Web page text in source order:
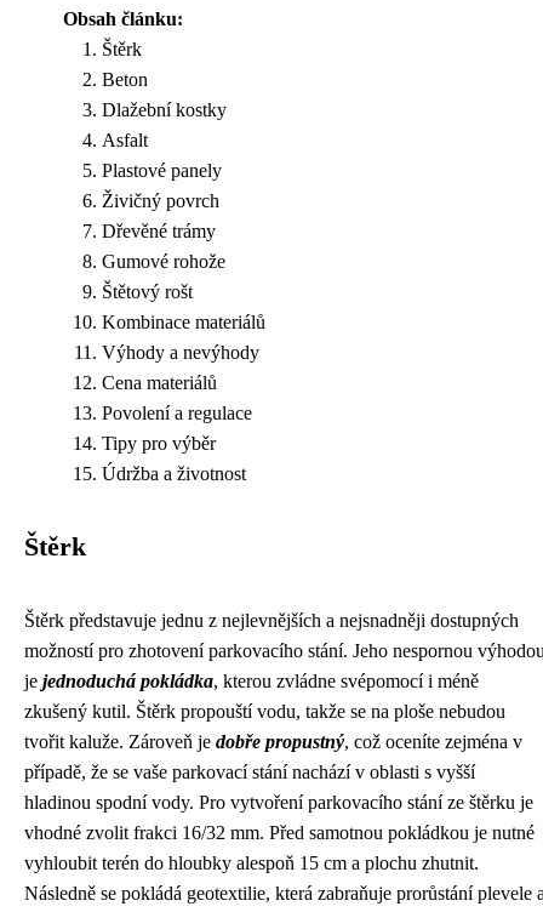
Obsah článku:
Štěrk
Beton
Dlažební kostky
Asfalt
Plastové panely
Živičný povrch
Dřevěné trámy
Gumové rohože
Štětový rošt
Kombinace materiálů
Výhody a nevýhody
Cena materiálů
Povolení a regulace
Tipy pro výběr
Údržba a životnost
Štěrk
Štěrk představuje jednu z nejlevnějších a nejsnadněji dostupných
možností pro zhotovení parkovacího stání. Jeho nespornou
je jednoduchá pokládka, kterou zvládne svépomocí i méně
zkušený kutil. Štěrk propouští vodu, takže se na ploše nebudou
tvořit kaluže. Zároveň je dobře propustný, což oceníte zejména v
případě, že se vaše parkovací stání nachází v oblasti s vyšší
hladinou spodní vody. Pro vytvoření parkovacího stání ze štěrku je
vhodné zvolit frakci 16/32 mm. Před samotnou pokládkou je nutné
vyhloubit terén do hloubky alespoň 15 cm a plochu zhutnit.
Následně se pokládá geotextilie, která zabraňuje prorůstání plevele